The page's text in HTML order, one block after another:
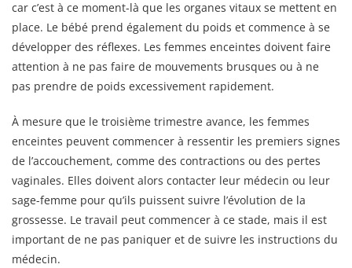
car c’est à ce moment-là que les organes vitaux se mettent en
place. Le bébé prend également du poids et commence à se
développer des réflexes. Les femmes enceintes doivent faire
attention à ne pas faire de mouvements brusques ou à ne
pas prendre de poids excessivement rapidement.
À mesure que le troisième trimestre avance, les femmes
enceintes peuvent commencer à ressentir les premiers signes
de l’accouchement, comme des contractions ou des pertes
vaginales. Elles doivent alors contacter leur médecin ou leur
sage-femme pour qu’ils puissent suivre l’évolution de la
grossesse. Le travail peut commencer à ce stade, mais il est
important de ne pas paniquer et de suivre les instructions du
médecin.